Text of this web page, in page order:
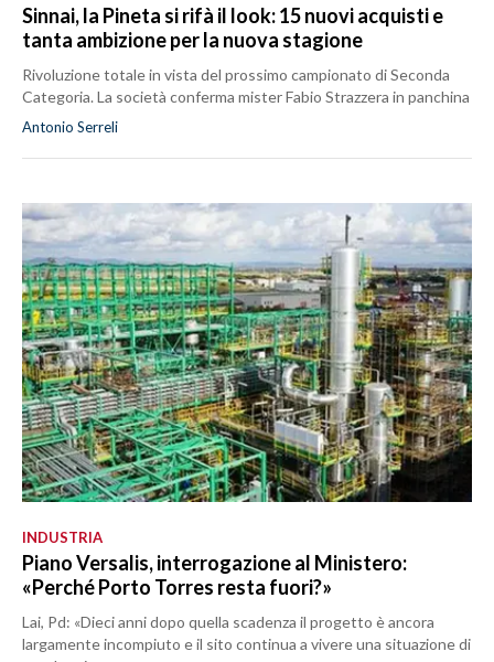
Sinnai, la Pineta si rifà il look: 15 nuovi acquisti e
tanta ambizione per la nuova stagione
Rivoluzione totale in vista del prossimo campionato di Seconda
Categoria. La società conferma mister Fabio Strazzera in panchina
Antonio Serreli
INDUSTRIA
Piano Versalis, interrogazione al Ministero:
«Perché Porto Torres resta fuori?»
Lai, Pd: «Dieci anni dopo quella scadenza il progetto è ancora
largamente incompiuto e il sito continua a vivere una situazione di